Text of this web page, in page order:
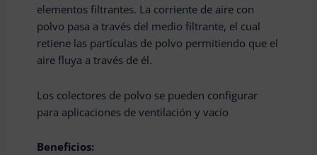
elementos filtrantes. La corriente de aire con
polvo pasa a través del medio filtrante, el cual
retiene las partículas de polvo permitiendo que el
aire fluya a través de él.
Los colectores de polvo se pueden configurar
para aplicaciones de ventilación y vacío
Beneficios: